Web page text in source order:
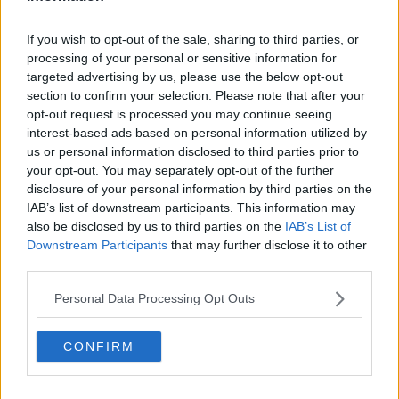
If you wish to opt-out of the sale, sharing to third parties, or
processing of your personal or sensitive information for
targeted advertising by us, please use the below opt-out
section to confirm your selection. Please note that after your
opt-out request is processed you may continue seeing
interest-based ads based on personal information utilized by
us or personal information disclosed to third parties prior to
your opt-out. You may separately opt-out of the further
disclosure of your personal information by third parties on the
IAB’s list of downstream participants. This information may
also be disclosed by us to third parties on the IAB’s List of
Downstream Participants that may further disclose it to other
Personal Data Processing Opt Outs
CONFIRM
Navigo ed Eugenio Fiore, dirigente di Confindustria Toscana Centro
e Costa. L’accordo ha perseguito l’obiettivo di valorizzare la
collaborazione tra sistema associativo e cluster nautico, creando
sinergie tra imprese, mondo industriale e servizi collegati,
promuovendo competenze e occupazione qualificata sul territorio e
favorendo l’accesso a bandi e progetti regionali, nazionali ed
europei.
"Con questo Protocollo abbiamo definito un perimetro di
collaborazione concreto per rafforzare la competitività del comparto
e accompagnare le imprese nei percorsi di sostenibilità e
transizione verde e digitale. – ha dichiarato il presidente Piero Neri
- L’intesa prevede inoltre azioni di networking e promozione,
iniziative su formazione e competenze, e un supporto all’accesso a
bandi e progettualità, anche a livello europeo, oltre a attività mirate
per export e internazionalizzazione".